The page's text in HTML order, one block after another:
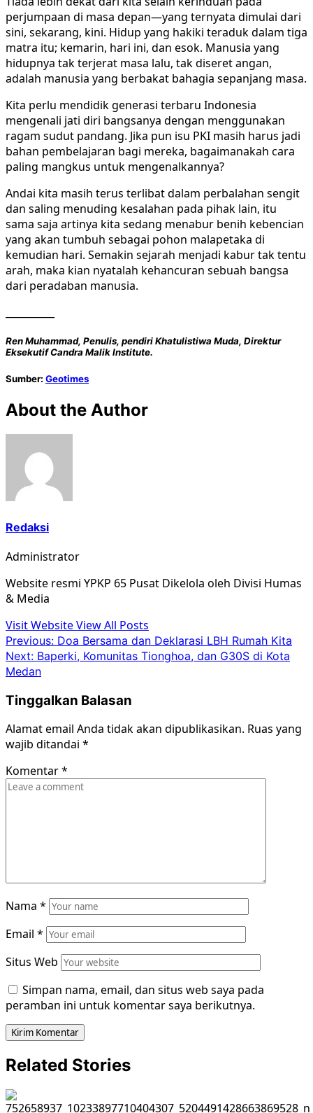
perjumpaan di masa depan—yang ternyata dimulai dari
sini, sekarang, kini. Hidup yang hakiki teraduk dalam tiga
matra itu; kemarin, hari ini, dan esok. Manusia yang
hidupnya tak terjerat masa lalu, tak diseret angan,
adalah manusia yang berbakat bahagia sepanjang masa.
Kita perlu mendidik generasi terbaru Indonesia
mengenali jati diri bangsanya dengan menggunakan
ragam sudut pandang. Jika pun isu PKI masih harus jadi
bahan pembelajaran bagi mereka, bagaimanakah cara
paling mangkus untuk mengenalkannya?
Andai kita masih terus terlibat dalam perbalahan sengit
dan saling menuding kesalahan pada pihak lain, itu
sama saja artinya kita sedang menabur benih kebencian
yang akan tumbuh sebagai pohon malapetaka di
kemudian hari. Semakin sejarah menjadi kabur tak tentu
arah, maka kian nyatalah kehancuran sebuah bangsa
dari peradaban manusia.
Ren Muhammad, Penulis, pendiri Khatulistiwa Muda, Direktur
Eksekutif Candra Malik Institute.
Sumber: Geotimes
About the Author
Redaksi
Administrator
Website resmi YPKP 65 Pusat Dikelola oleh Divisi Humas
& Media
Visit WebsiteView All Posts
Post
navigation
Previous: Doa Bersama dan Deklarasi LBH Rumah Kita
Next: Baperki, Komunitas Tionghoa, dan G30S di Kota
Medan
Tinggalkan Balasan
Alamat email Anda tidak akan dipublikasikan. Ruas yang
wajib ditandai *
Komentar*
Nama *
Email *
Situs Web
Simpan nama, email, dan situs web saya pada
peramban ini untuk komentar saya berikutnya.
Related Stories